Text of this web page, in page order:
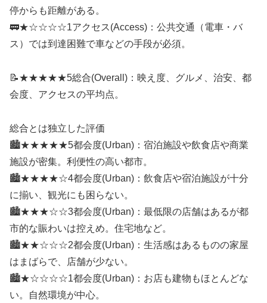
停からも距離がある。
🚃★☆☆☆☆1アクセス(Access)：公共交通（電車・バ
ス）では到達困難で車などの手段が必須。
📝★★★★★5総合(Overall)：映え度、グルメ、治安、都
会度、アクセスの平均点。
総合とは独立した評価
🏙️★★★★★5都会度(Urban)：宿泊施設や飲食店や商業
施設が密集。利便性の高い都市。
🏙️★★★★☆4都会度(Urban)：飲食店や宿泊施設が十分
に揃い、観光にも困らない。
🏙️★★★☆☆3都会度(Urban)：最低限の店舗はあるが都
市的な賑わいは控えめ。住宅地など。
🏙️★★☆☆☆2都会度(Urban)：生活感はあるものの家屋
はまばらで、店舗が少ない。
🏙️★☆☆☆☆1都会度(Urban)：お店も建物もほとんどな
い。自然環境が中心。